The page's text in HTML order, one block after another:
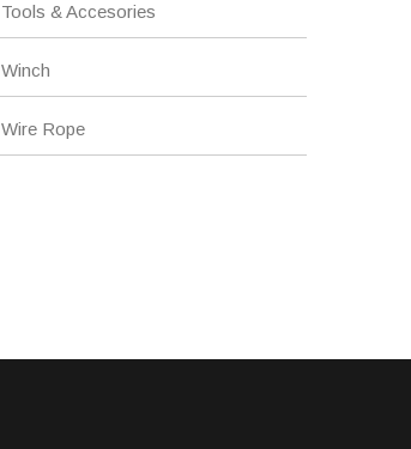
Tools & Accesories
Winch
Wire Rope